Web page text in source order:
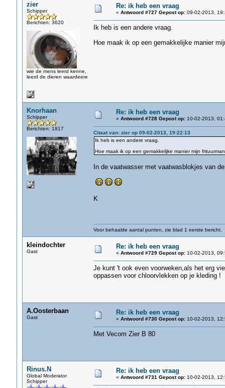
zier
Schipper
Berichten: 3620
wie de mens leerd kenne,
leerd de dieren waardeere
Re: ik heb een vraag
« Antwoord #727 Gepost op:09-02-2013,
Ik heb is een andere vraag.
Hoe maak ik op een gemakkelijke manier
Knorhaan
Schipper
Berichten: 1817
Re: ik heb een vraag
« Antwoord #728 Gepost op:10-02-2013,
Citaat van: zier op 09-02-2013, 19:22:13
Ik heb is een andere vraag.
Hoe maak ik op een gemakkelijke manier mijn
In de vaatwasser met vaatwasblokjes van
K
Voor behaalde aantal punten, zie blad 1 eerste bericht.
kleindochter
Gast
Re: ik heb een vraag
« Antwoord #729 Gepost op:10-02-2013,
Je kunt 't ook even voorweken,als het erg
oppassen voor chloorvlekken op je kleding !
A.Oosterbaan
Gast
Re: ik heb een vraag
« Antwoord #730 Gepost op:10-02-2013,
Met Vecom Zier B 80
Rinus.N
Global Moderator
Schipper
Re: ik heb een vraag
« Antwoord #731 Gepost op:10-02-2013,